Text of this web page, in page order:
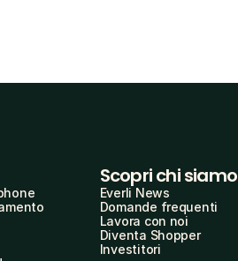
Scopri chi siamo
Everli News
Domande frequenti
Lavora con noi
Diventa Shopper
Investitori